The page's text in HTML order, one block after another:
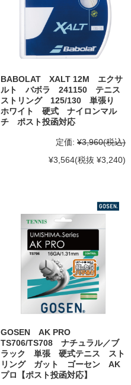
BABOLAT XALT 12M エクサ
ルト バボラ 241150 テニス
ストリング 125/130 単張り
ホワイト 硬式 ナイロンマル
チ ポスト投函対応
定価: ¥3,960(税込)
¥3,564(税抜 ¥3,240)
GOSEN AK PRO
TS706/TS708 ナチュラル／ブ
ラック 単張 硬式テニス スト
リング ガット ゴーセン AK
プロ【ポスト投函対応】